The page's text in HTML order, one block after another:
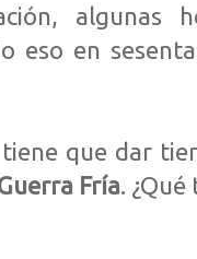
algunas
eso en
tiene que dar
Fría. ¿Qué